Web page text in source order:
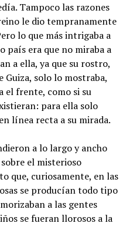
Tampoco las razones
le dio tempranamente
lo que más intrigaba a
país era que no miraba a
a ella, ya que su rostro,
Guiza, solo lo mostraba,
el frente, como si su
para ella solo
línea recta a su mirada.
a lo largo y ancho
el misterioso
que, curiosamente, en las
se producían todo tipo
a las gentes
se fueran llorosos a la